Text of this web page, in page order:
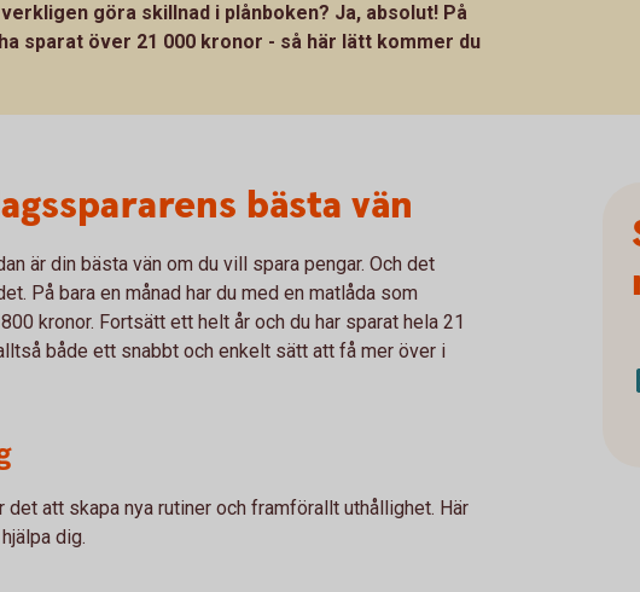
göra skillnad i plånboken? Ja, absolut! På
sparat över 21 000 kronor - så här lätt kommer du
bästa vän
är din bästa vän om du vill spara pengar. Och det
På bara en månad har du med en matlåda som
kronor. Fortsätt ett helt år och du har sparat hela 21
både ett snabbt och enkelt sätt att få mer över i
det att skapa nya rutiner och framförallt uthållighet. Här
dig.